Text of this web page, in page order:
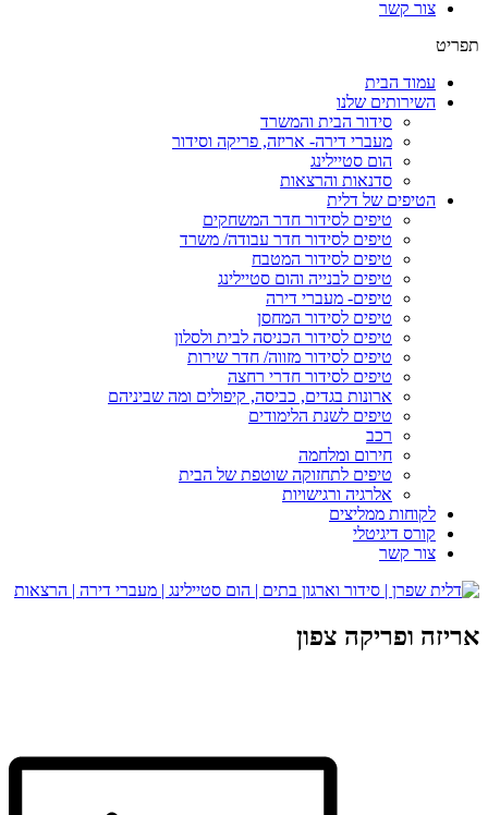
צור קשר
תפריט
עמוד הבית
השירותים שלנו
סידור הבית והמשרד
מעברי דירה- אריזה, פריקה וסידור
הום סטיילינג
סדנאות והרצאות
הטיפים של דלית
טיפים לסידור חדר המשחקים
טיפים לסידור חדר עבודה/ משרד
טיפים לסידור המטבח
טיפים לבנייה והום סטיילינג
טיפים- מעברי דירה
טיפים לסידור המחסן
טיפים לסידור הכניסה לבית ולסלון
טיפים לסידור מזווה/ חדר שירות
טיפים לסידור חדרי רחצה
ארונות בגדים, כביסה, קיפולים ומה שביניהם
טיפים לשנת הלימודים
רכב
חירום ומלחמה
טיפים לתחזוקה שוטפת של הבית
אלרגיה ורגישויות
לקוחות ממליצים
קורס דיגיטלי
צור קשר
אריזה ופריקה צפון